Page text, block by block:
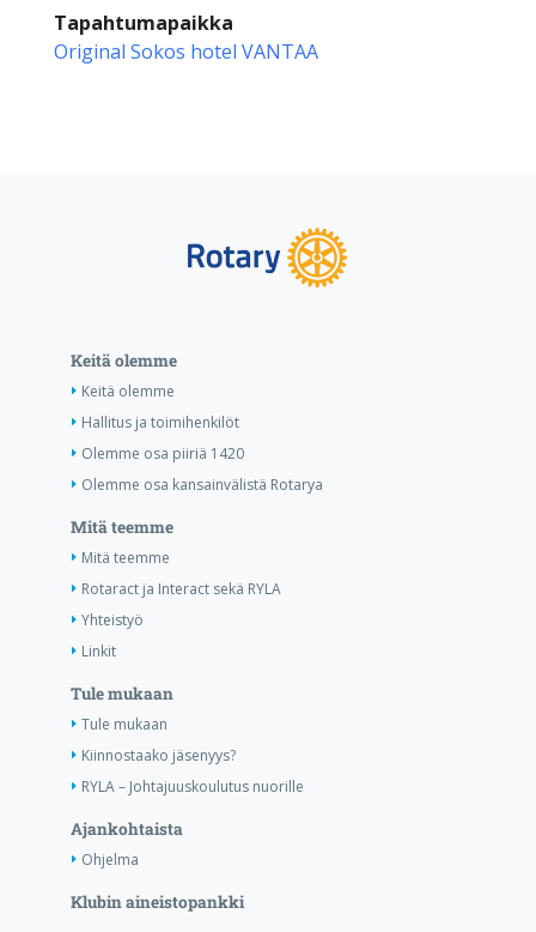
Tapahtumapaikka
Original Sokos hotel VANTAA
Keitä olemme
Keitä olemme
Hallitus ja toimihenkilöt
Olemme osa piiriä 1420
Olemme osa kansainvälistä Rotarya
Mitä teemme
Mitä teemme
Rotaract ja Interact sekä RYLA
Yhteistyö
Linkit
Tule mukaan
Tule mukaan
Kiinnostaako jäsenyys?
RYLA – Johtajuuskoulutus nuorille
Ajankohtaista
Ohjelma
Klubin aineistopankki